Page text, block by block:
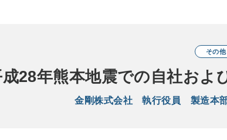
その他
28年熊本地震での自社およ
金剛株式会社 執行役員 製造本